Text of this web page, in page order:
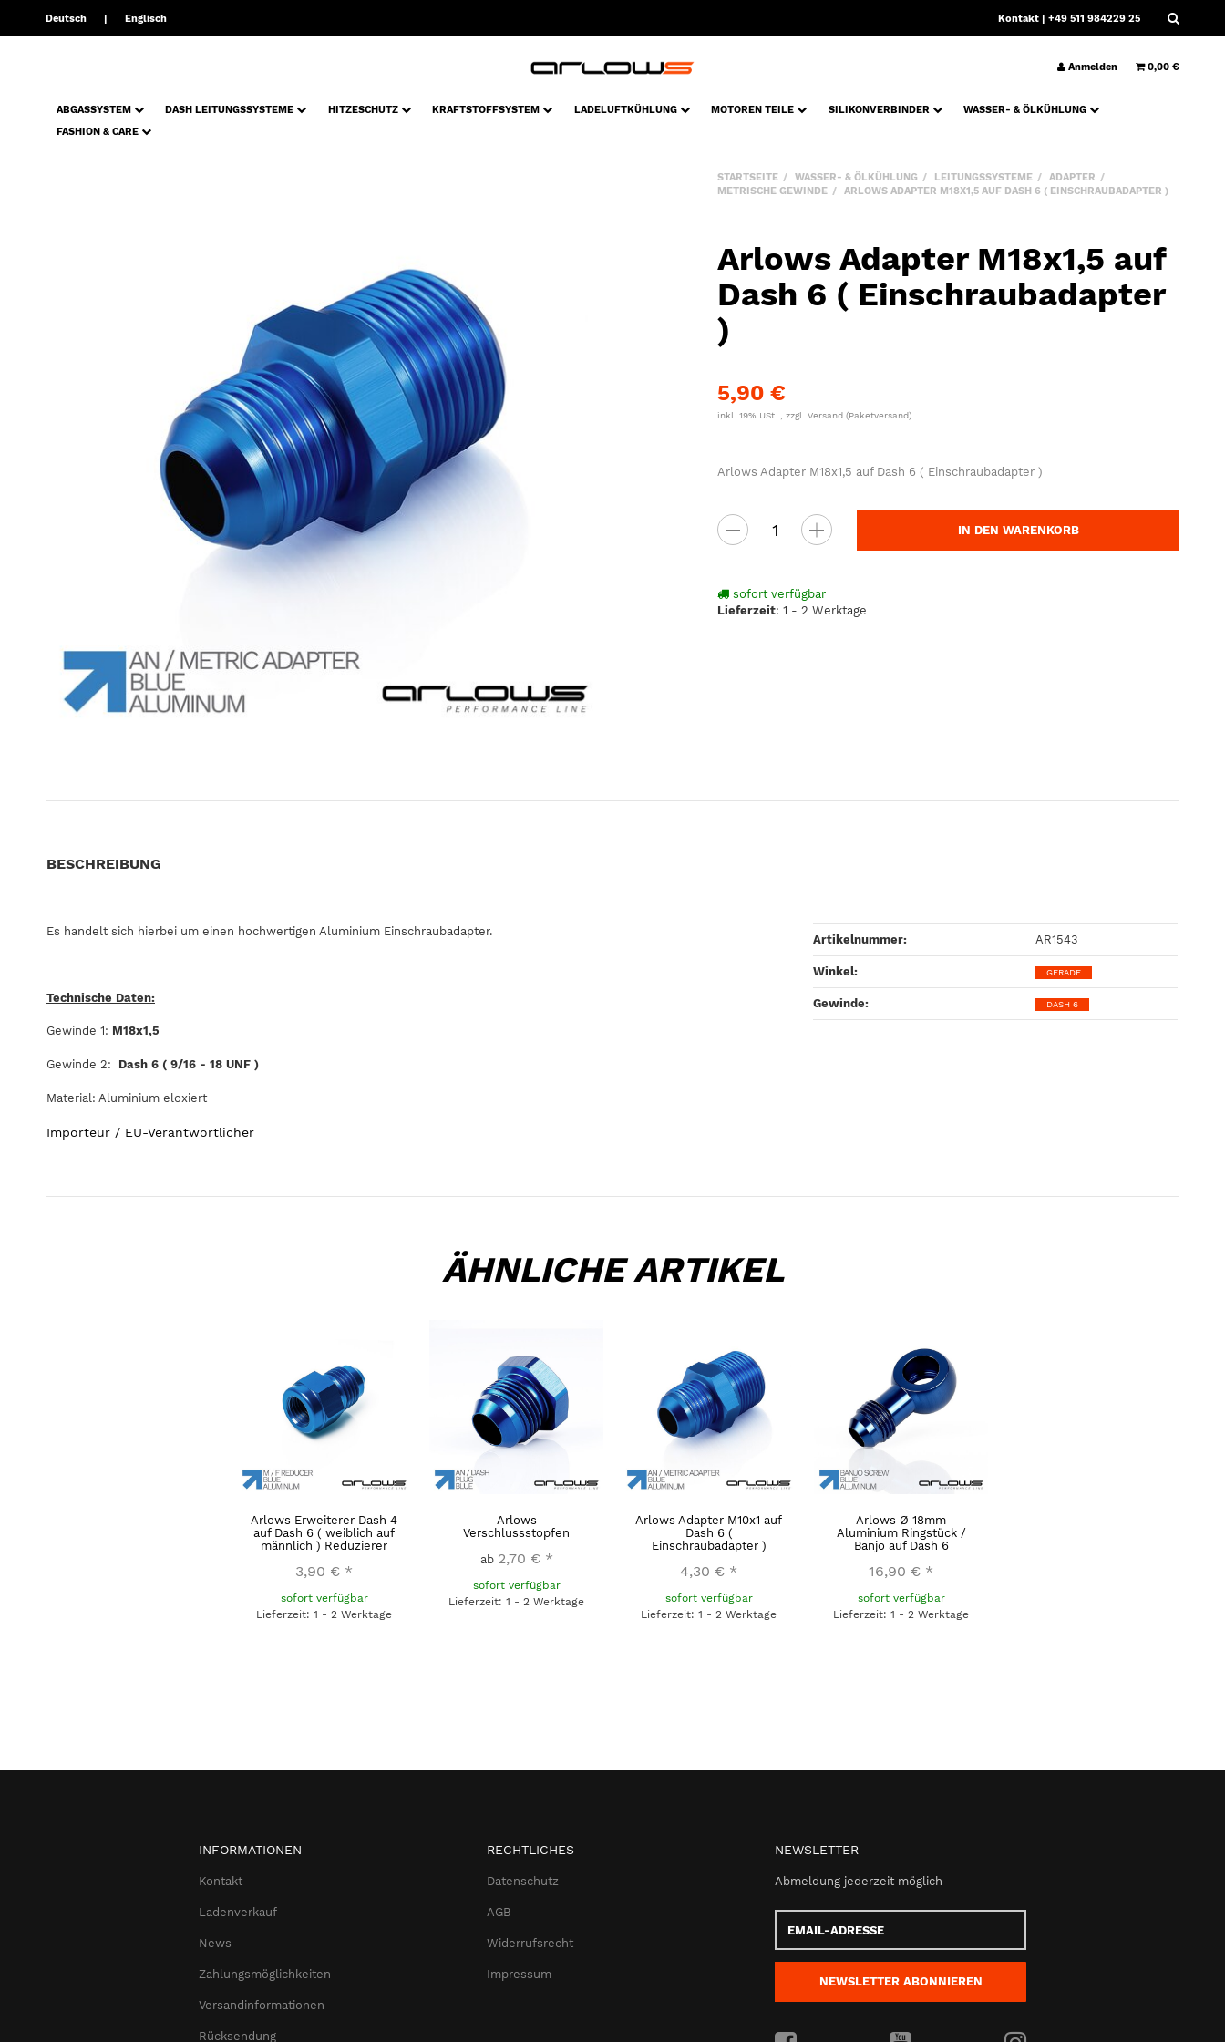
Deutsch Englisch Kontakt | +49 511 984229 25
Anmelden 0,00 €
ABGASSYSTEM DASH LEITUNGSSYSTEME HITZESCHUTZ KRAFTSTOFFSYSTEM LADELUFTKÜHLUNG MOTOREN TEILE SILIKONVERBINDER
WASSER- & ÖLKÜHLUNG
FASHION & CARE
STARTSEITE WASSER- & ÖLKÜHLUNG LEITUNGSSYSTEME
ADAPTER
METRISCHE GEWINDE
ARLOWS ADAPTER M18X1,5 AUF DASH 6 ( EINSCHRAUBADAPTER )
Arlows Adapter M18x1,5 auf
Dash 6 ( Einschraubadapter
)
5,90 €
inkl. 19% USt. , zzgl.Versand(Paketversand)
Arlows Adapter M18x1,5 auf Dash 6 ( Einschraubadapter )
IN DEN WARENKORB
sofort verfügbar
Lieferzeit:1 - 2 Werktage
BESCHREIBUNG
Es handelt sich hierbei um einen hochwertigen Aluminium Einschraubadapter.
Technische Daten:
Gewinde 1: M18x1,5
Gewinde 2: Dash 6 ( 9/16 - 18 UNF )
Material: Aluminium eloxiert
Artikelnummer: AR1543
Winkel‍: GERADE
Gewinde‍: DASH 6
Importeur / EU-Verantwortlicher
ÄHNLICHE ARTIKEL
Arlows Erweiterer Dash 4
auf Dash 6 ( weiblich auf
männlich ) Reduzierer
3,90 € *
sofort verfügbar
Lieferzeit: 1 - 2 Werktage
Arlows
Verschlussstopfen
ab 2,70 € *
sofort verfügbar
Lieferzeit: 1 - 2 Werktage
Arlows Adapter M10x1 auf
Dash 6 (
Einschraubadapter )
4,30 € *
sofort verfügbar
Lieferzeit: 1 - 2 Werktage
Arlows Ø 18mm
Aluminium Ringstück /
Banjo auf Dash 6
16,90 € *
sofort verfügbar
Lieferzeit: 1 - 2 Werktage
INFORMATIONEN
Kontakt
Ladenverkauf
News
Zahlungsmöglichkeiten
Versandinformationen
Rücksendung
RECHTLICHES
Datenschutz
AGB
Widerrufsrecht
Impressum
NEWSLETTER
Abmeldung jederzeit möglich
Adresse
NEWSLETTER ABONNIEREN